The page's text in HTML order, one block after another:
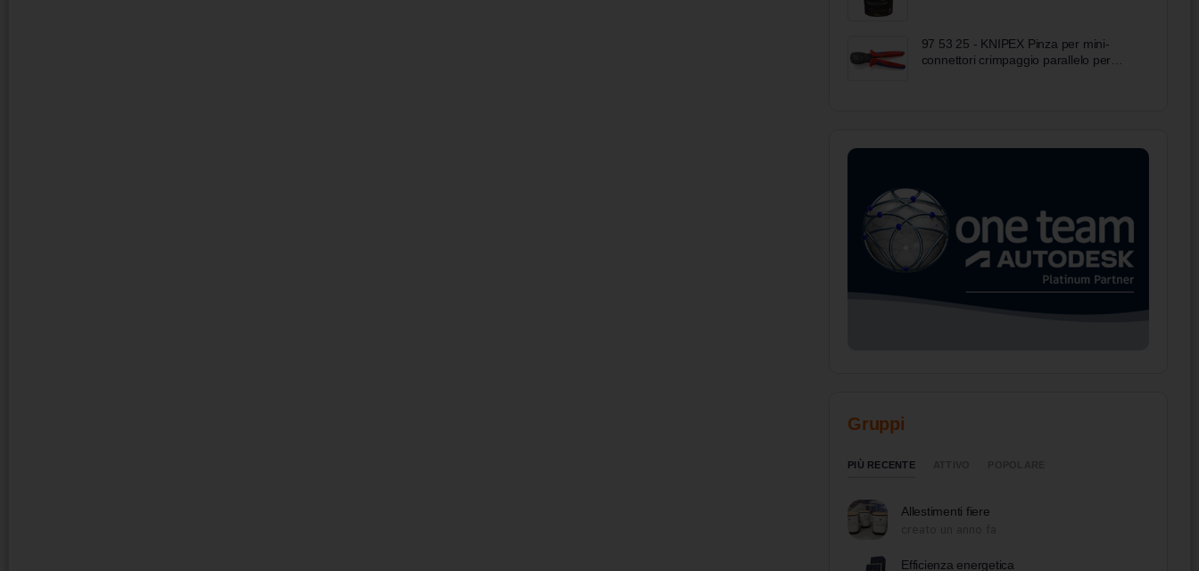
97 53 25 - KNIPEX Pinza per mini-
connettori crimpaggio parallelo per
Gruppi
PIÙ RECENTE
Allestimenti fiere
Efficienza energetica